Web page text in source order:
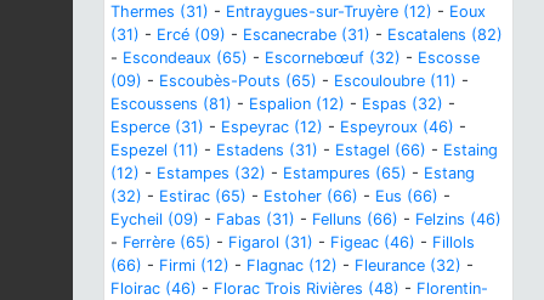
Thermes (31) - Entraygues-sur-Truyère (12) - Eoux
(31) - Ercé (09) - Escanecrabe (31) - Escatalens (82)
- Escondeaux (65) - Escornebœuf (32) - Escosse
(09) - Escoubès-Pouts (65) - Escouloubre (11) -
Escoussens (81) - Espalion (12) - Espas (32) -
Esperce (31) - Espeyrac (12) - Espeyroux (46) -
Espezel (11) - Estadens (31) - Estagel (66) - Estaing
(12) - Estampes (32) - Estampures (65) - Estang
(32) - Estirac (65) - Estoher (66) - Eus (66) -
Eycheil (09) - Fabas (31) - Felluns (66) - Felzins (46)
- Ferrère (65) - Figarol (31) - Figeac (46) - Fillols
(66) - Firmi (12) - Flagnac (12) - Fleurance (32) -
Floirac (46) - Florac Trois Rivières (48) - Florentin-